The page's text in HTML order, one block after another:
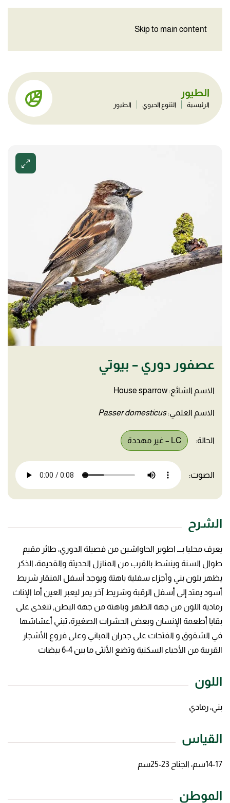
Skip to main content
الطيور
الرئيسية التنوع الحيوي الطيور
عصفور دوري – بيوتي
الاسم الشائع: House sparrow
الاسم العلمي:Passer domesticus
الحالة: LC – غير مهددة
الصوت:
الشرح
يعرف محليا بـــ اطوير الحاواشين من فصيلة الدوري، طائر مقيم
طوال السنة وينشط بالقرب من المنازل الحديثة والقديمة، الذكر
يظهر بلون بني وأجزاء سفلية باهتة ويوجد أسفل المنقار شريط
أسود يمتد إلى أسفل الرقبة وشريط آخر يمر ليعبر العين أما الإناث
رمادية اللون من جهة الظهر وباهتة من جهة البطن, تتغذى على
بقايا أطعمة الإنسان وبعض الحشرات الصغيرة، تبني أعشاشها
في الشقوق و الفتحات على جدران المباني وعلى فروع الأشجار
القريبة من الأحياء السكنية وتضع الأنثى ما بين 4-6 بيضات
اللون
بني، رمادي
القياس
14-17سم، الجناح 23-25سم
الموطن